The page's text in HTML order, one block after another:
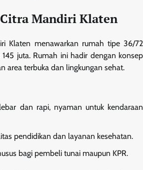
Mandiri Klaten
Klaten menawarkan rumah tipe 36/72
juta. Rumah ini hadir dengan konsep
area terbuka dan lingkungan sehat.
dan rapi, nyaman untuk kendaraan
pendidikan dan layanan kesehatan.
bagi pembeli tunai maupun KPR.